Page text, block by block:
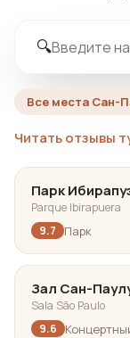
🔍
Все места Сан-
Читать отзывы
Парк
Parque Ibirapuera
9.7
Парк
Зал Сан-
Sala São Paulo
9.6